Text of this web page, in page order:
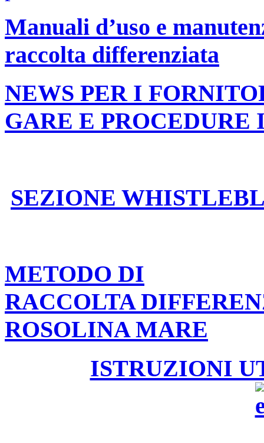
Manuali d’uso e
raccolta differenziata
NEWS PER I
GARE E PROCEDURE
SEZIONE
METODO DI
RACCOLTA
ROSOLINA MARE
ISTRUZIONI